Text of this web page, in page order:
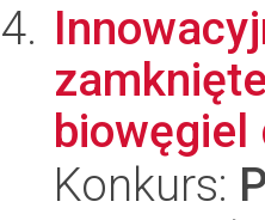
biowęgiel
Konkurs: